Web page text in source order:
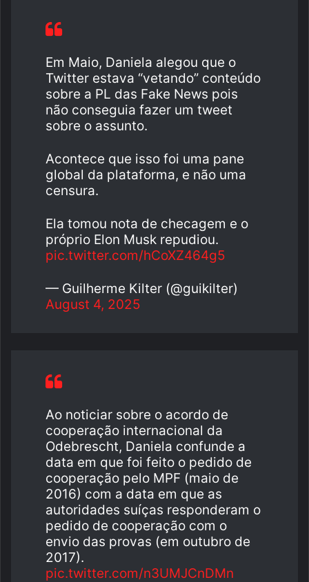
Em Maio, Daniela alegou que o
Twitter estava “vetando” conteúdo
sobre a PL das Fake News pois
não conseguia fazer um tweet
sobre o assunto.
Acontece que isso foi uma pane
global da plataforma, e não uma
censura.
Ela tomou nota de checagem e o
próprio Elon Musk repudiou.
pic.twitter.com/hCoXZ464g5
— Guilherme Kilter (@guikilter)
August 4, 2025
Ao noticiar sobre o acordo de
cooperação internacional da
Odebrescht, Daniela confunde a
data em que foi feito o pedido de
cooperação pelo MPF (maio de
2016) com a data em que as
autoridades suíças responderam o
pedido de cooperação com o
envio das provas (em outubro de
2017).
pic.twitter.com/n3UMJCnDMn